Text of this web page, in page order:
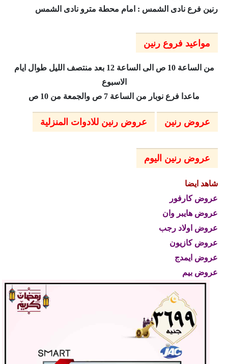
رنين فرع نادى الشمس : امام محطة مترو نادى الشمس
مواعيد فروع رنين
من الساعة 10 ص الى الساعة 12 بعد منتصف الليل طوال ايام
الاسبوع
ماعدا فرع نوبار من الساعة 7 ص والجمعة من 10 ص
عروض رنين عروض رنين للادوات المنزلية
عروض رنين اليوم
شاهد ايضا
عروض كارفور
عروض هايبر وان
عروض اولاد رجب
عروض كازيون
عروض ايمدج
عروض بيم